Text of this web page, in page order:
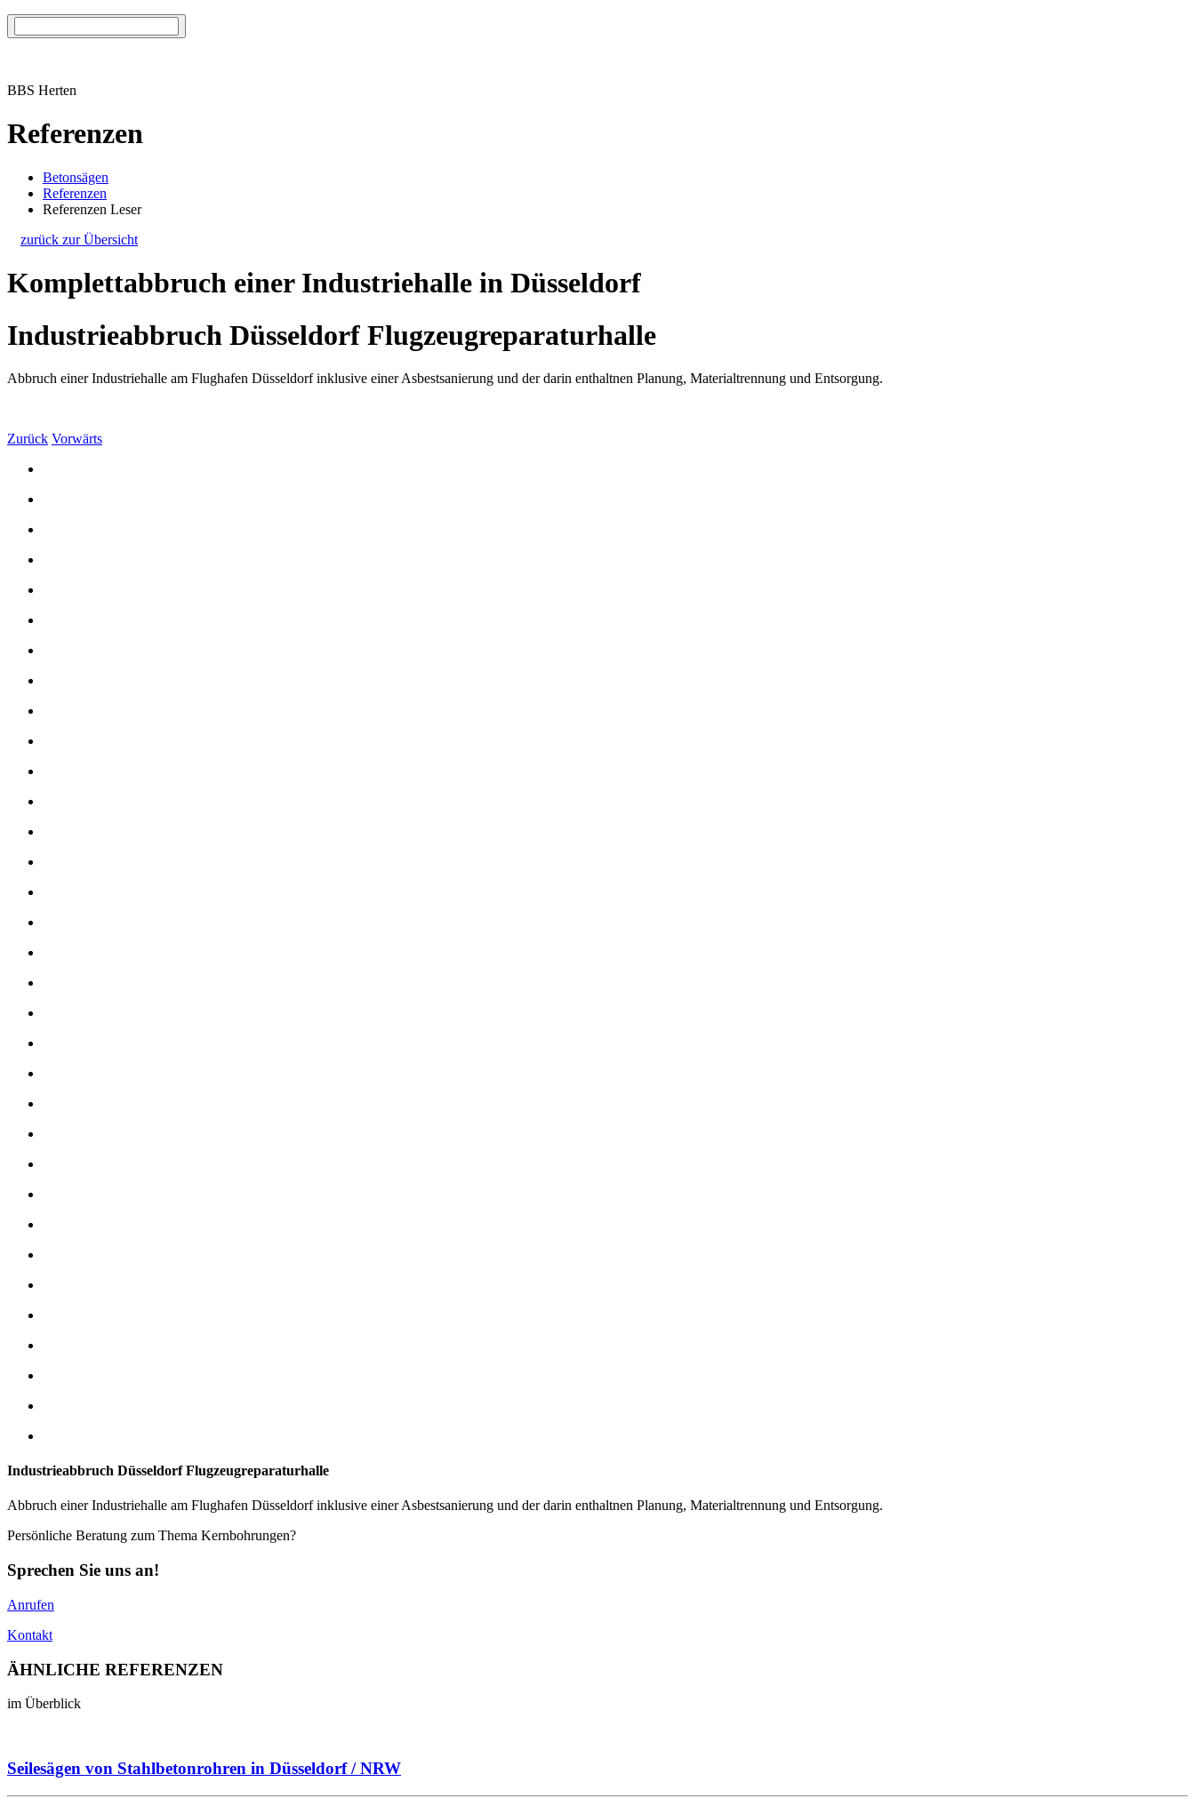
BBS Herten
Referenzen
Betonsägen
Referenzen
Referenzen Leser
zurück zur Übersicht
Komplettabbruch einer Industriehalle in Düsseldorf
Industrieabbruch Düsseldorf Flugzeugreparaturhalle
Abbruch einer Industriehalle am Flughafen Düsseldorf inklusive einer Asbestsanierung und der darin enthaltnen Planung, Materialtrennung und Entsorgung.
Zurück Vorwärts
Industrieabbruch Düsseldorf Flugzeugreparaturhalle
Abbruch einer Industriehalle am Flughafen Düsseldorf inklusive einer Asbestsanierung und der darin enthaltnen Planung, Materialtrennung und Entsorgung.
Persönliche Beratung zum Thema Kernbohrungen?
Sprechen Sie uns an!
Anrufen
Kontakt
ÄHNLICHE REFERENZEN
im Überblick
Seilesägen von Stahlbetonrohren in Düsseldorf / NRW